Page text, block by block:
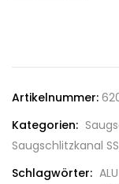
Artikelnummer:
Kategorien:
Saugschlitzkanal
Schlagwörter: